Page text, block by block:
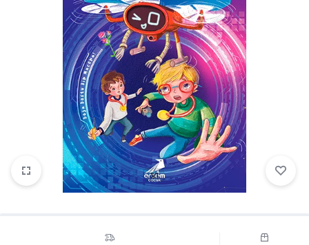
Mağazadaki Yenilikler
Giriş Yap
Giriş Yap
1/1